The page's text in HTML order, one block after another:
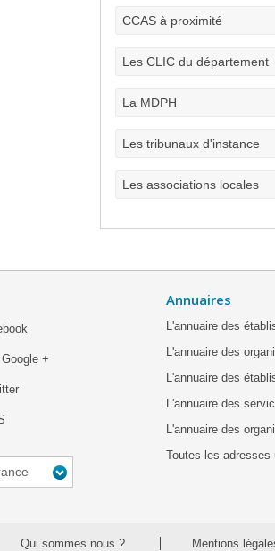
CCAS à proximité
Les CLIC du département
La MDPH
Les tribunaux d'instance
Les associations locales
+
Annuaires
L'annuaire des
L'annuaire des
L'annuaire des
L'annuaire des
L'annuaire des
Toutes les adresses
Qui sommes nous ? Mentions